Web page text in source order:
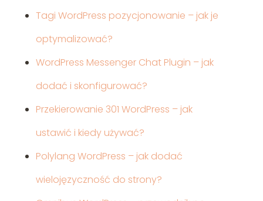
Tagi WordPress pozycjonowanie – jak je
optymalizować?
WordPress Messenger Chat Plugin – jak
dodać i skonfigurować?
Przekierowanie 301 WordPress – jak
ustawić i kiedy używać?
Polylang WordPress – jak dodać
wielojęzyczność do strony?